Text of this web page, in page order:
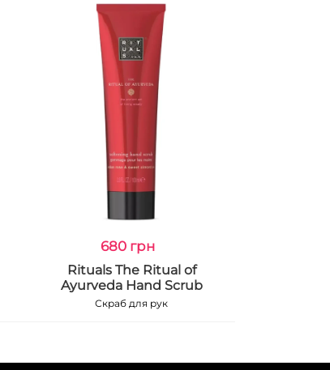
680 грн
Rituals The Ritual of
Ayurveda Hand Scrub
Скраб для рук